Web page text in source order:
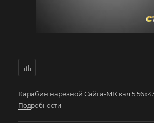
Карабин нарезной Сайга-МК кал
Подробности